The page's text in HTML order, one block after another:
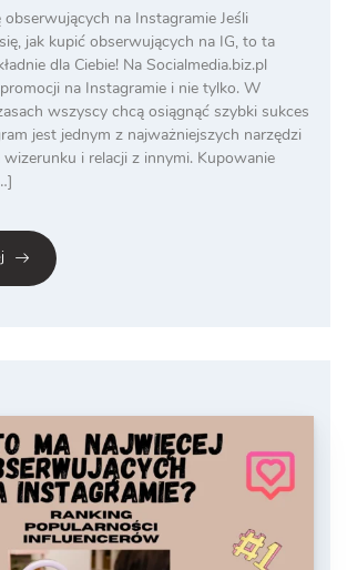
na Instagramie Jeśli
jak kupić obserwujących na IG, to ta
dla Ciebie! Na Socialmedia.biz.pl
na Instagramie i nie tylko. W
wszyscy chcą osiągnąć szybki sukces
jest jednym z najważniejszych narzędzi
i relacji z innymi. Kupowanie